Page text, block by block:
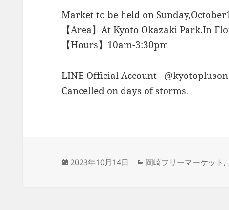
Market to be held on
【Area】At Kyoto Okazaki Park.In
【Hours】10am-3:30pm
LINE Official Account
Cancelled on days of storms.
投
2023年10月14日
カ
岡崎フリーマーケット ,